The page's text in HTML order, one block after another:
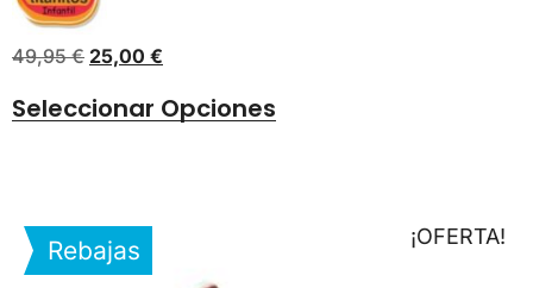
49,95€ 25,00 €
Seleccionar Opciones
Rebajas ¡OFERTA!